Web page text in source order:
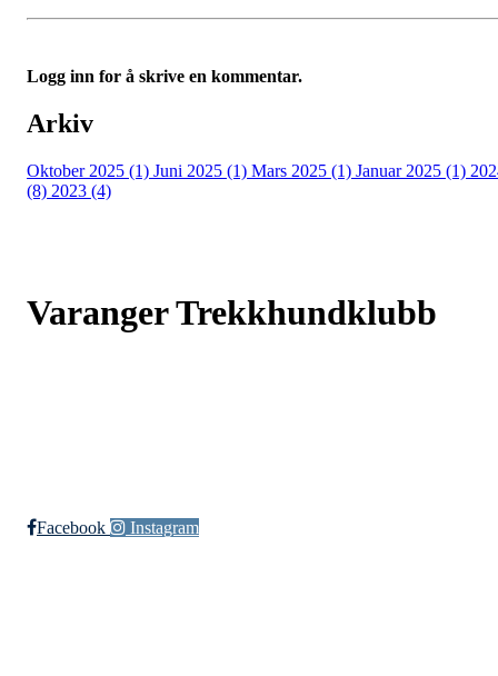
Logg inn for å skrive en kommentar.
Arkiv
Oktober 2025 (1) Juni 2025 (1) Mars 2025 (1) Januar 2025 (1)
(8) 2023 (4)
Varanger Trekkhundklubb
Facebook Instagram